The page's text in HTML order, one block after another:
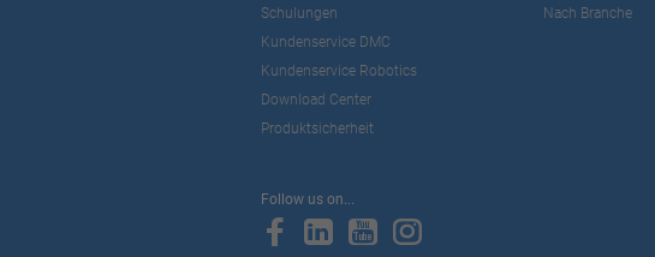
Schulungen
Kundenservice DMC
Kundenservice Robotics
Download Center
Produktsicherheit
Nach Branche
Follow us on...